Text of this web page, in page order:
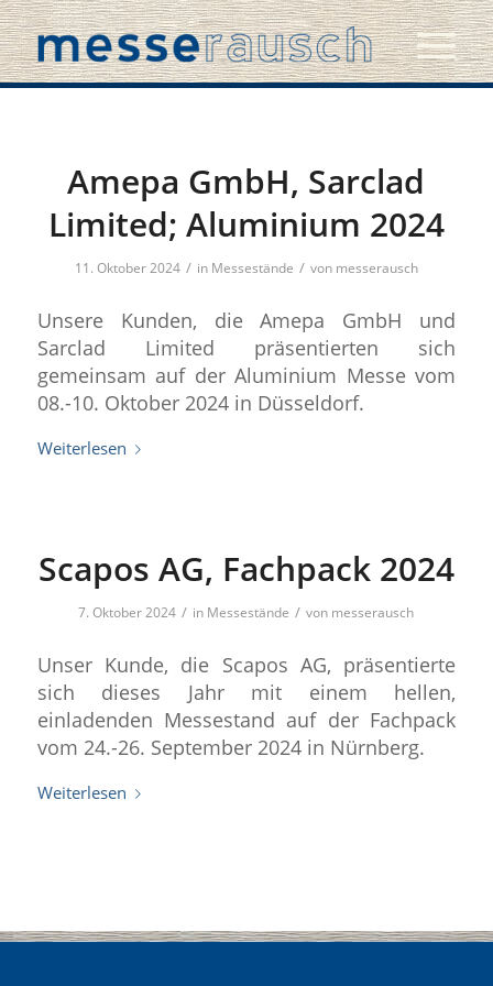
Amepa GmbH, Sarclad
Limited; Aluminium 2024
11. Oktober 2024 / in Messestände / von messerausch
Unsere Kunden, die Amepa GmbH und
Sarclad Limited präsentierten sich
gemeinsam auf der Aluminium Messe vom
08.-10. Oktober 2024 in Düsseldorf.
Weiterlesen
Scapos AG, Fachpack 2024
7. Oktober 2024 / in Messestände / von messerausch
Unser Kunde, die Scapos AG, präsentierte
sich dieses Jahr mit einem hellen,
einladenden Messestand auf der Fachpack
vom 24.-26. September 2024 in Nürnberg.
Weiterlesen